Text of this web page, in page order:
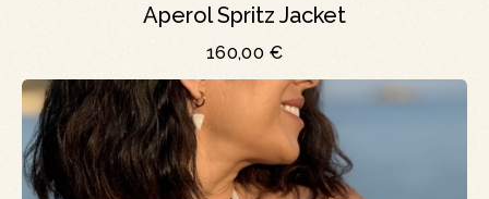
Aperol Spritz Jacket
160,00 €